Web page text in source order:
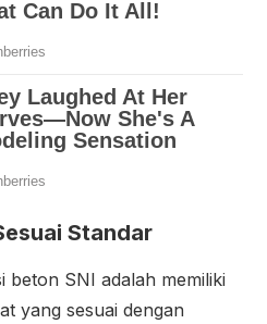
Standar
beton SNI adalah memiliki
yang sesuai dengan